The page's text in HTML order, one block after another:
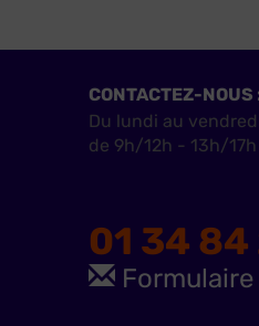
CONTACTEZ-NOUS
Du lundi au
de 9h/12h - 13h/17h
01 34 84